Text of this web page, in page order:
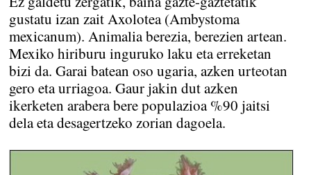
gustatu izan zait Axolotea (Ambystoma
mexicanum). Animalia berezia, berezien artean.
Mexiko hiriburu inguruko laku eta erreketan
bizi da. Garai batean oso ugaria, azken urteotan
gero eta urriagoa. Gaur jakin dut azken
ikerketen arabera bere populazioa %90 jaitsi
dela eta desagertzeko zorian dagoela.